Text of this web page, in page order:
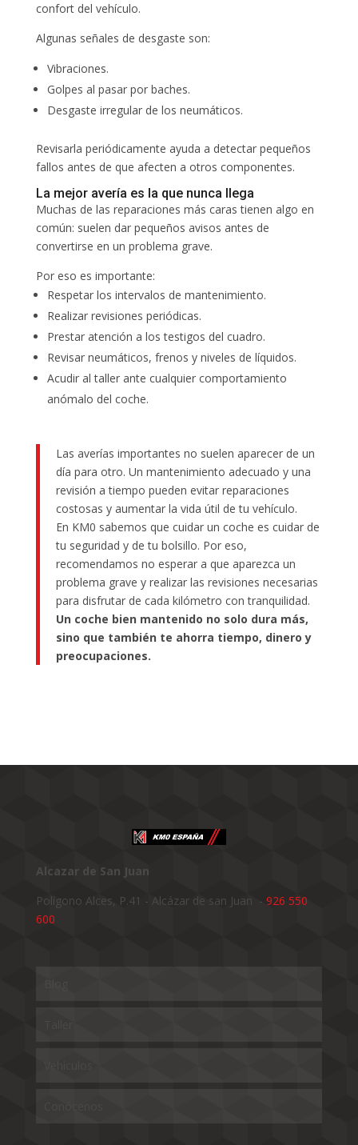
confort del vehículo.
Algunas señales de desgaste son:
Vibraciones.
Golpes al pasar por baches.
Desgaste irregular de los neumáticos.
Revisarla periódicamente ayuda a detectar pequeños
fallos antes de que afecten a otros componentes.
La mejor avería es la que nunca llega
Muchas de las reparaciones más caras tienen algo en
común: suelen dar pequeños avisos antes de
convertirse en un problema grave.
Por eso es importante:
Respetar los intervalos de mantenimiento.
Realizar revisiones periódicas.
Prestar atención a los testigos del cuadro.
Revisar neumáticos, frenos y niveles de líquidos.
Acudir al taller ante cualquier comportamiento
anómalo del coche.
Las averías importantes no suelen aparecer de un
día para otro. Un mantenimiento adecuado y una
revisión a tiempo pueden evitar reparaciones
costosas y aumentar la vida útil de tu vehículo.
En KM0 sabemos que cuidar un coche es cuidar de
tu seguridad y de tu bolsillo. Por eso,
recomendamos no esperar a que aparezca un
problema grave y realizar las revisiones necesarias
para disfrutar de cada kilómetro con tranquilidad.
Un coche bien mantenido no solo dura más,
sino que también te ahorra tiempo, dinero y
preocupaciones.
Alcazar de San Juan
Polígono Alces, P.41 - Alcázar de san Juan - 926 550
600